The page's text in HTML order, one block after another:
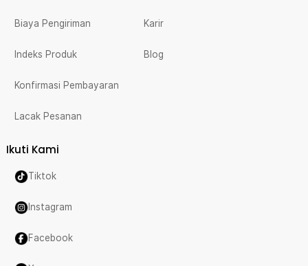
Biaya Pengiriman
Indeks Produk
Konfirmasi Pembayaran
Lacak Pesanan
Karir
Blog
Ikuti Kami
Tiktok
Instagram
Facebook